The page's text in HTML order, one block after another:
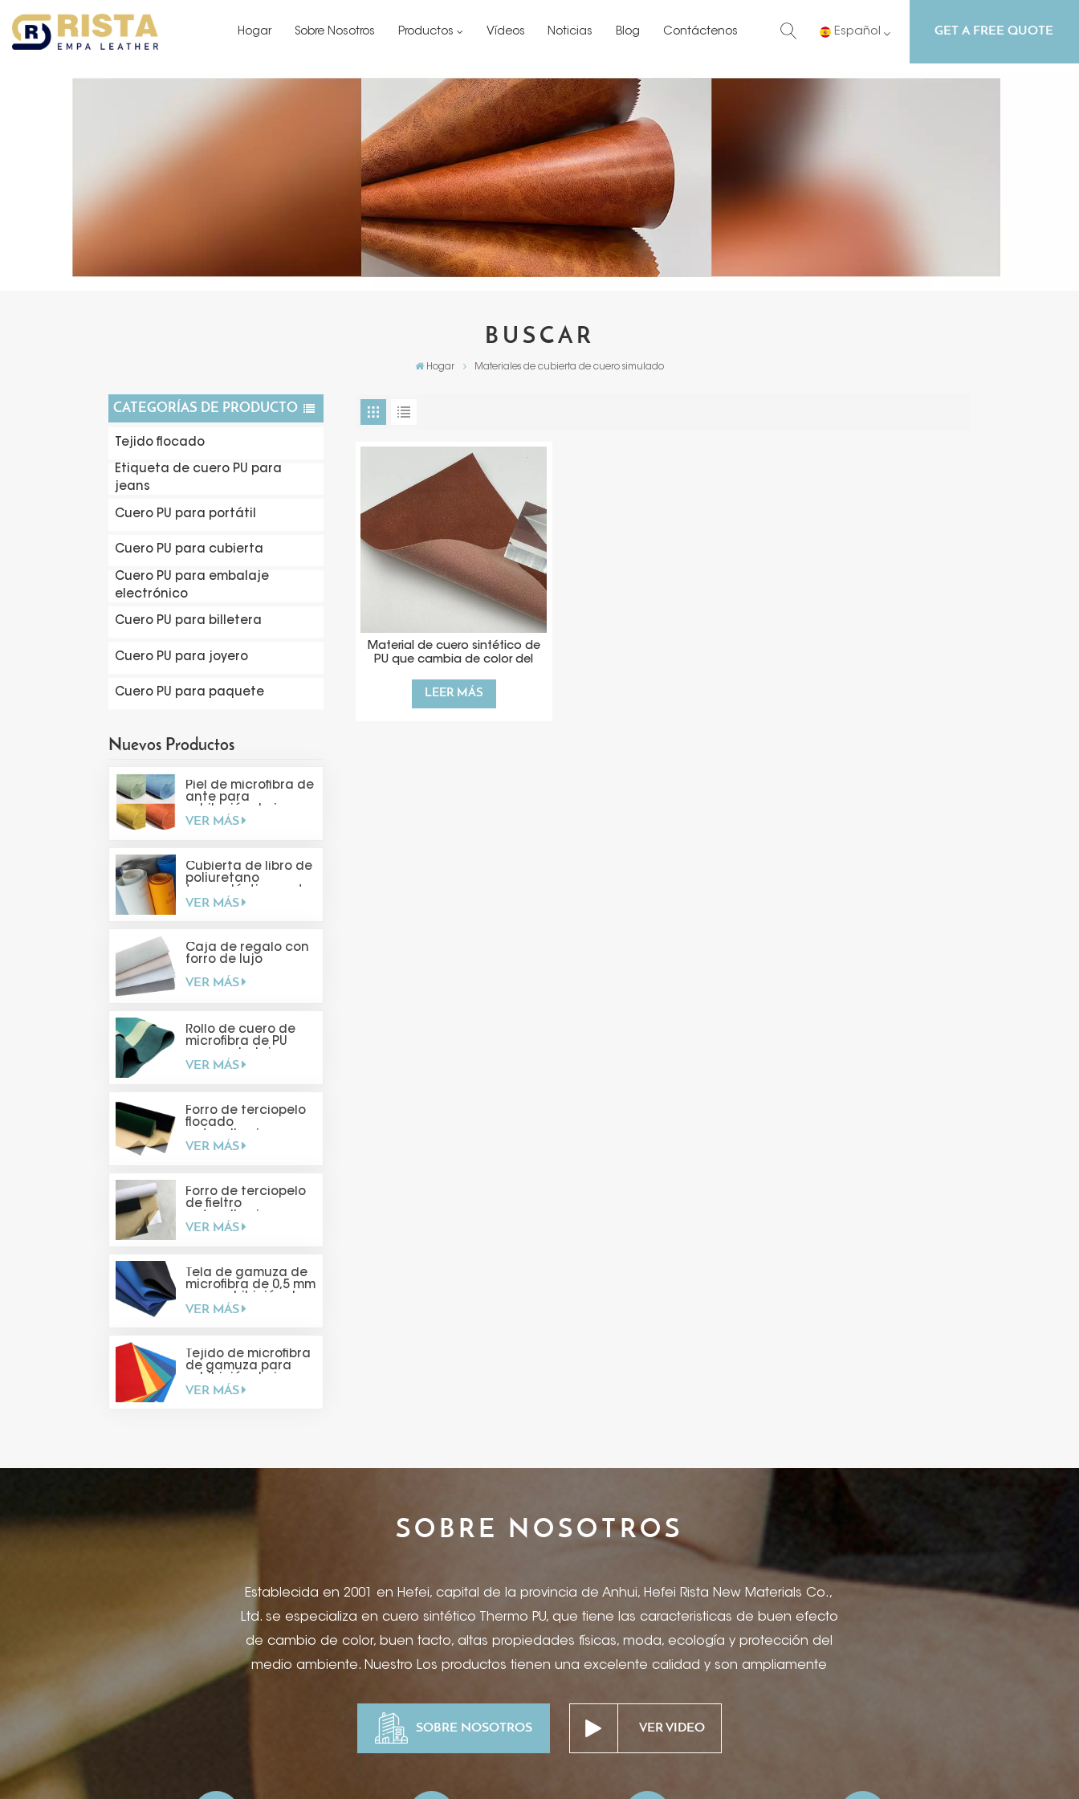
Hogar Sobre Nosotros Productos Vídeos Noticias Blog Contáctenos Español GET A FREE QUOTE
BUSCAR
Hogar Materiales de cubierta de cuero simulado
CATEGORÍAS DE PRODUCTO
Tejido flocado
Etiqueta de cuero PU para
jeans
Cuero PU para portátil
Cuero PU para cubierta
Cuero PU para embalaje
electrónico
Cuero PU para billetera
Cuero PU para joyero
Cuero PU para paquete
Nuevos Productos
Piel de microfibra de
ante para
VER MÁS
Cubierta de libro de
poliuretano
suave al tacto
VER MÁS
Caja de regalo con
forro de lujo
VER MÁS
Rollo de cuero de
microfibra de PU
VER MÁS
Forro de terciopelo
flocado
VER MÁS
Forro de terciopelo
de fieltro
hacer tú mismo
VER MÁS
Tela de gamuza de
microfibra de 0,5 mm
joyas
VER MÁS
Tejido de microfibra
de gamuza para
VER MÁS
Material de cuero sintético de
PU que cambia de color del
LEER MÁS
SOBRE NOSOTROS
Establecida en 2001 en Hefei, capital de la provincia de Anhui, Hefei Rista New Materials Co.,
Ltd. se especializa en cuero sintético Thermo PU, que tiene las caracteristicas de buen efecto
de cambio de color, buen tacto, altas propiedades físicas, moda, ecología y protección del
medio ambiente. Nuestro Los productos tienen una excelente calidad y son ampliamente
cuadernos y libros, portadas de productos electrónicos, encuadernación para cajas de
regalo, cajas de vino, joyero y paquete, suministros de escritorio de hotel, proyectos de
SOBRE NOSOTROS VER VIDEO